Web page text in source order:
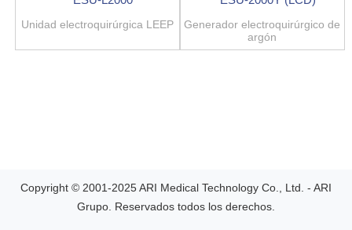
Unidad electroquirúrgica LEEP
Generador electroquirúrgico de
argón
Copyright © 2001-2025 ARI Medical Technology Co., Ltd. - ARI
Grupo. Reservados todos los derechos.